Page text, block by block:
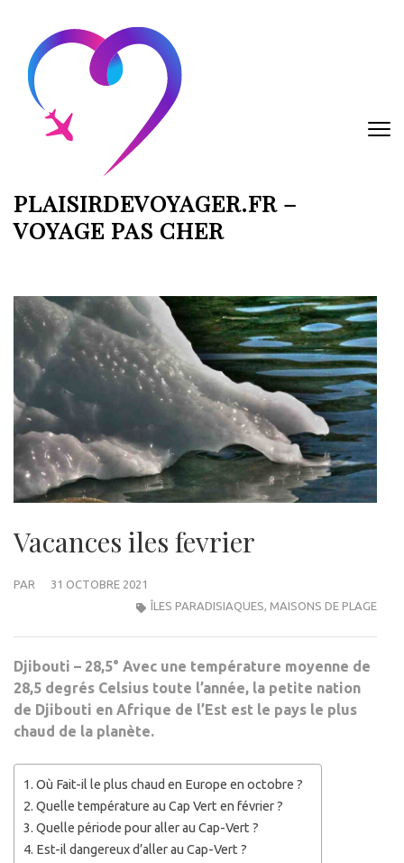
contenu
(Pressez
Entrée)
PLAISIRDEVOYAGER.FR –
VOYAGE PAS CHER
Vacances iles fevrier
PAR
31 OCTOBRE 2021
ÎLES PARADISIAQUES, MAISONS DE PLAGE
Djibouti – 28,5° Avec une température moyenne de
28,5 degrés Celsius toute l’année, la petite nation
de Djibouti en Afrique de l’Est est le pays le plus
chaud de la planète.
Où Fait-il le plus chaud en Europe en octobre ?
Quelle température au Cap Vert en février ?
Quelle période pour aller au Cap-Vert ?
Est-il dangereux d’aller au Cap-Vert ?